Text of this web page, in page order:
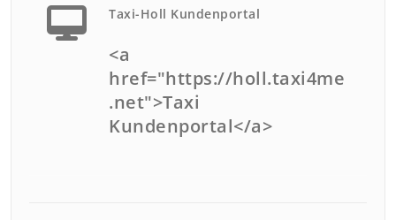
Taxi-Holl Kundenportal
<a
href="https://holl.taxi4me
.net">Taxi
Kundenportal</a>